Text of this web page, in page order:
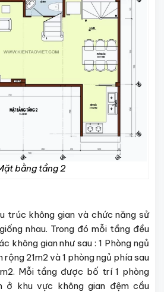
bằng tầng 2
trúc không gian và chức năng sử
nhau. Trong đó mỗi tầng đều
không gian như sau : 1 Phòng ngủ
21m2 và 1 phòng ngủ phía sau
Mỗi tầng được bố trí 1 phòng
ở khu vực không gian đệm cầu